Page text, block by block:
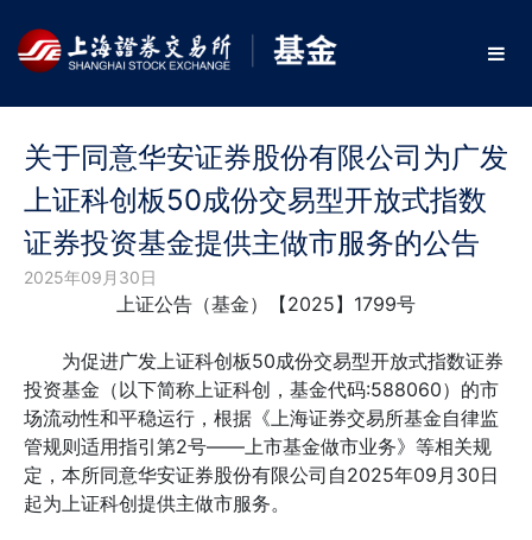
关于同意华安证券股份有限公司为广发
上证科创板50成份交易型开放式指数
证券投资基金提供主做市服务的公告
2025年09月30日
上证公告（基金）【2025】1799号
为促进广发上证科创板50成份交易型开放式指数证券
投资基金（以下简称上证科创，基金代码:588060）的市
场流动性和平稳运行，根据《上海证券交易所基金自律监
管规则适用指引第2号——上市基金做市业务》等相关规
定，本所同意华安证券股份有限公司自2025年09月30日
起为上证科创提供主做市服务。